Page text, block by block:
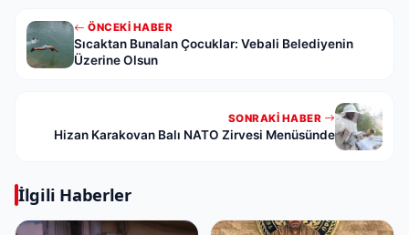
ÖNCEKI HABER
Sıcaktan Bunalan Çocuklar: Vebali Belediyenin
Üzerine Olsun
SONRAKI HABER
Hizan Karakovan Balı NATO Zirvesi Menüsünde
İlgili Haberler